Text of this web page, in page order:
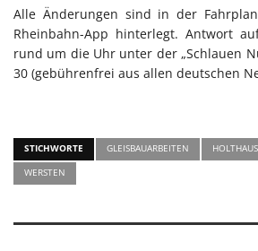
Alle Änderungen sind in der
Rheinbahn-App hinterlegt. Antwort
rund um die Uhr unter der „Schlauen
30 (gebührenfrei aus allen deutschen
STICHWORTE GLEISBAUARBEITEN
WERSTEN